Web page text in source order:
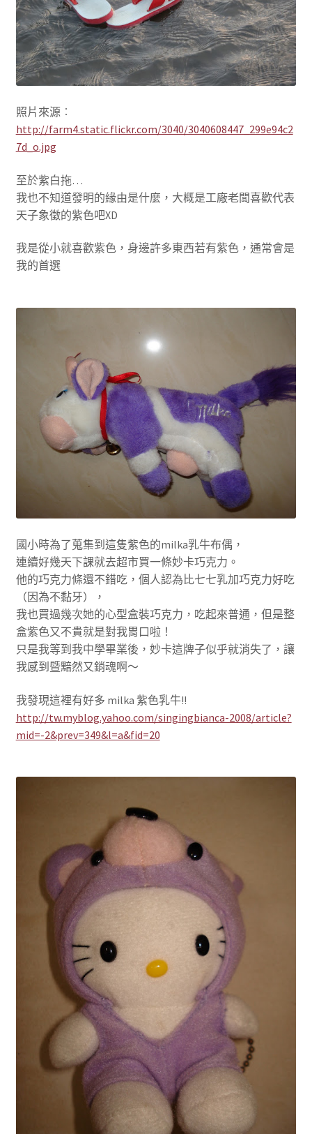
照片來源︰
http://farm4.static.flickr.com/3040/3040608447_299e94c2
7d_o.jpg
至於紫白拖…
我也不知道發明的緣由是什麼，大概是工廠老闆喜歡代表
天子象徵的紫色吧XD
我是從小就喜歡紫色，身邊許多東西若有紫色，通常會是
我的首選
國小時為了蒐集到這隻紫色的milka乳牛布偶，
連續好幾天下課就去超市買一條妙卡巧克力。
他的巧克力條還不錯吃，個人認為比七七乳加巧克力好吃
（因為不黏牙），
我也買過幾次她的心型盒裝巧克力，吃起來普通，但是整
盒紫色又不貴就是對我胃口啦！
只是我等到我中學畢業後，妙卡這牌子似乎就消失了，讓
我感到暨黯然又銷魂啊～
我發現這裡有好多 milka 紫色乳牛!!
http://tw.myblog.yahoo.com/singingbianca-2008/article?
mid=-2&prev=349&l=a&fid=20